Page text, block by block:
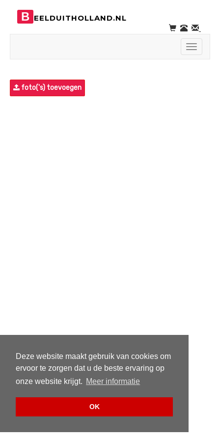
Deze website maakt gebruik van cookies om
ervoor te zorgen dat u de beste ervaring op
onze website krijgt. Meer informatie
OK
B EELDUITHOLLAND.NL
Toggle
foto('s) toevoegen